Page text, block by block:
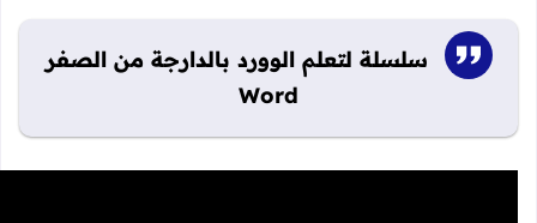
سلسلة لتعلم الوورد بالدارجة من الصفر
Word